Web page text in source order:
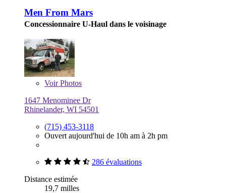
Men From Mars
Concessionnaire U-Haul dans le voisinage
VoirPhotos
1647 Menominee Dr
Rhinelander, WI 54501
(715) 453-3118
Ouvert aujourd'hui de 10h am à 2h pm
286 évaluations
Distance estimée
19,7 milles